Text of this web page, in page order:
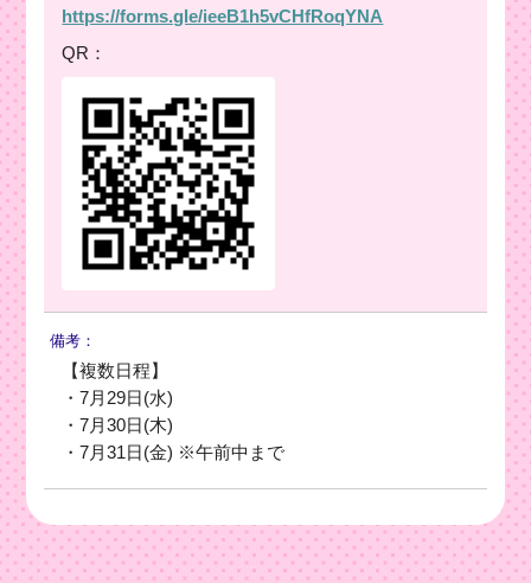
https://forms.gle/ieeB1h5vCHfRoqYNA
QR：
備考：
【複数日程】
・7月29日(水)
・7月30日(木)
・7月31日(金) ※午前中まで